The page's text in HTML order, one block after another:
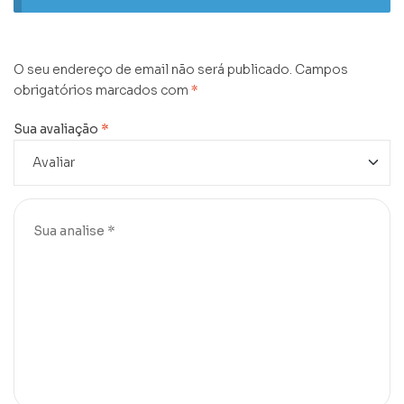
O seu endereço de email não será publicado. Campos
obrigatórios marcados com *
Sua avaliação *